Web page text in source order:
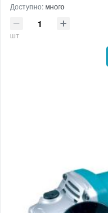
Доступно:много
шт